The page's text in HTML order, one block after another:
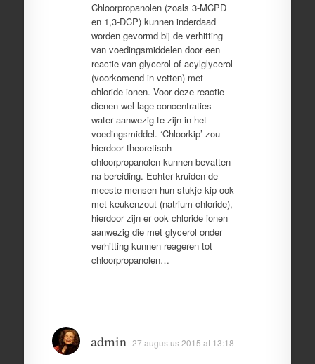
Chloorpropanolen (zoals 3-MCPD
en 1,3-DCP) kunnen inderdaad
worden gevormd bij de verhitting
van voedingsmiddelen door een
reactie van glycerol of acylglycerol
(voorkomend in vetten) met
chloride ionen. Voor deze reactie
dienen wel lage concentraties
water aanwezig te zijn in het
voedingsmiddel. ‘Chloorkip’ zou
hierdoor theoretisch
chloorpropanolen kunnen bevatten
na bereiding. Echter kruiden de
meeste mensen hun stukje kip ook
met keukenzout (natrium chloride),
hierdoor zijn er ook chloride ionen
aanwezig die met glycerol onder
verhitting kunnen reageren tot
chloorpropanolen…
admin 27 augustus 2015 at 13:18